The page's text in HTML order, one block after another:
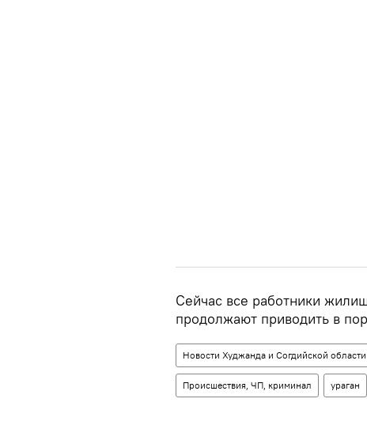
Сейчас все работники
продолжают приводить в
Новости Худжанда и Согдийской области
Происшествия, ЧП, криминал ураган